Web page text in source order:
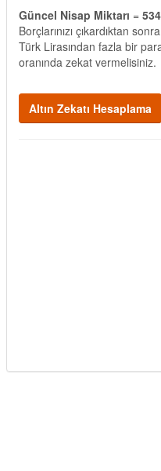
Güncel Nisap Miktarı =
Borçlarınızı çıkardıktan
Türk Lirasından fazla bir
oranında zekat vermelisiniz.
Altın Zekatı Hesaplama